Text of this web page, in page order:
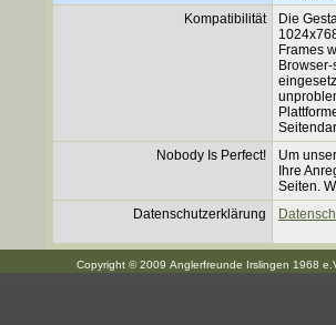
Kompatibilität
Die
Frames
Nobody Is Perfect!
Um
Ihre
Seiten.
Datenschutzerklärung
Copyright © 2009 Anglerfreunde Irslingen 1968